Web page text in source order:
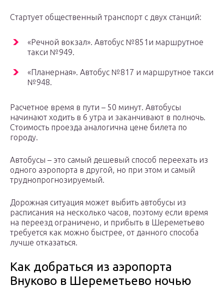
Стартует общественный транспорт с двух станций:
«Речной вокзал». Автобус №851и маршрутное
такси №949.
«Планерная». Автобус №817 и маршрутное такси
№948.
Расчетное время в пути – 50 минут. Автобусы
начинают ходить в 6 утра и заканчивают в полночь.
Стоимость проезда аналогична цене билета по
городу.
Автобусы – это самый дешевый способ переехать из
одного аэропорта в другой, но при этом и самый
труднопрогнозируемый.
Дорожная ситуация может выбить автобусы из
расписания на несколько часов, поэтому если время
на переезд ограничено, и прибыть в Шереметьево
требуется как можно быстрее, от данного способа
лучше отказаться.
Как добраться из аэропорта
Внуково в Шереметьево ночью